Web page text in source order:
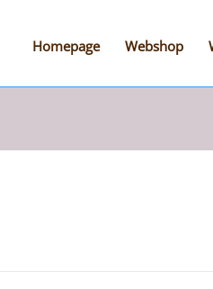
Homepage Webshop